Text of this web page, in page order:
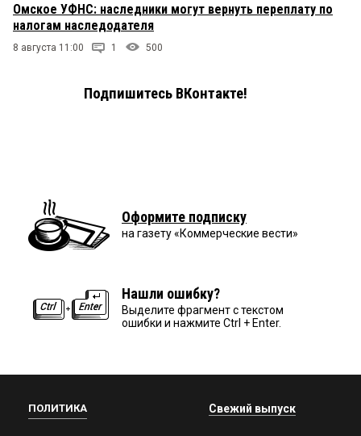
Омское УФНС: наследники могут вернуть переплату по
налогам наследодателя
8 августа 11:00 1 500
Подпишитесь ВКонтакте!
Оформите подписку
на газету «Коммерческие вести»
Нашли ошибку?
Выделите фрагмент с текстом
ошибки и нажмите Ctrl + Enter.
ПОЛИТИКА Свежий выпуск